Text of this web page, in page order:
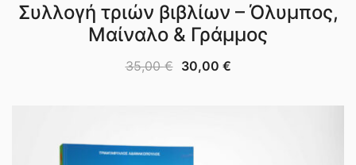
Συλλογή τριών βιβλίων – Όλυμπος,
Μαίναλο & Γράμμος
35,00€ 30,00 €